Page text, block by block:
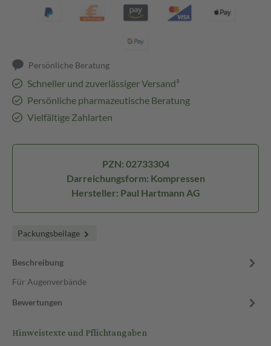
Persönliche Beratung
Schneller und zuverlässiger Versand³
Persönliche pharmazeutische Beratung
Vielfältige Zahlarten
PZN: 02733304
Darreichungsform: Kompressen
Hersteller: Paul Hartmann AG
Packungsbeilage
Beschreibung
Für Augenverbände
Bewertungen
Hinweistexte und Pflichtangaben